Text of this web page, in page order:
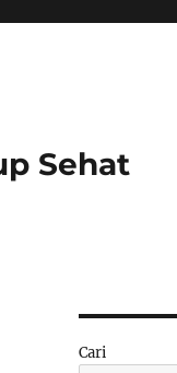
Sehat
Cari